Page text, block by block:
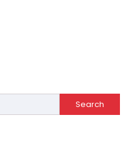
Search